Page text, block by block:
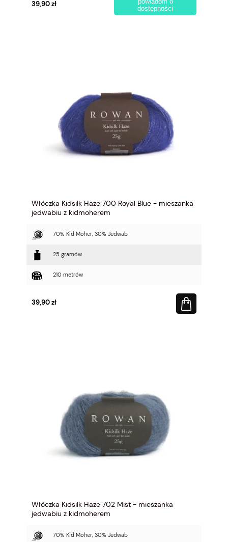
39,90 zł
dostępności
Włóczka Kidsilk Haze 700 Royal Blue - mieszanka
jedwabiu z kidmoherem
70% Kid Moher, 30% Jedwab
25 gramów
210 metrów
39,90 zł
Włóczka Kidsilk Haze 702 Mist - mieszanka
jedwabiu z kidmoherem
70% Kid Moher, 30% Jedwab